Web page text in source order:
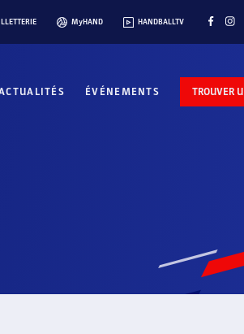
MyHAND HANDBALLTV
ÉVÉNEMENTS TROUVER